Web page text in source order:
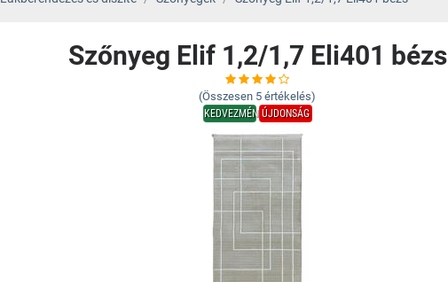
Szőnyeg Elif 1,2/1,7 Eli401 bézs
(Összesen 5 értékelés)
KEDVEZMÉNYÚJDONSÁG